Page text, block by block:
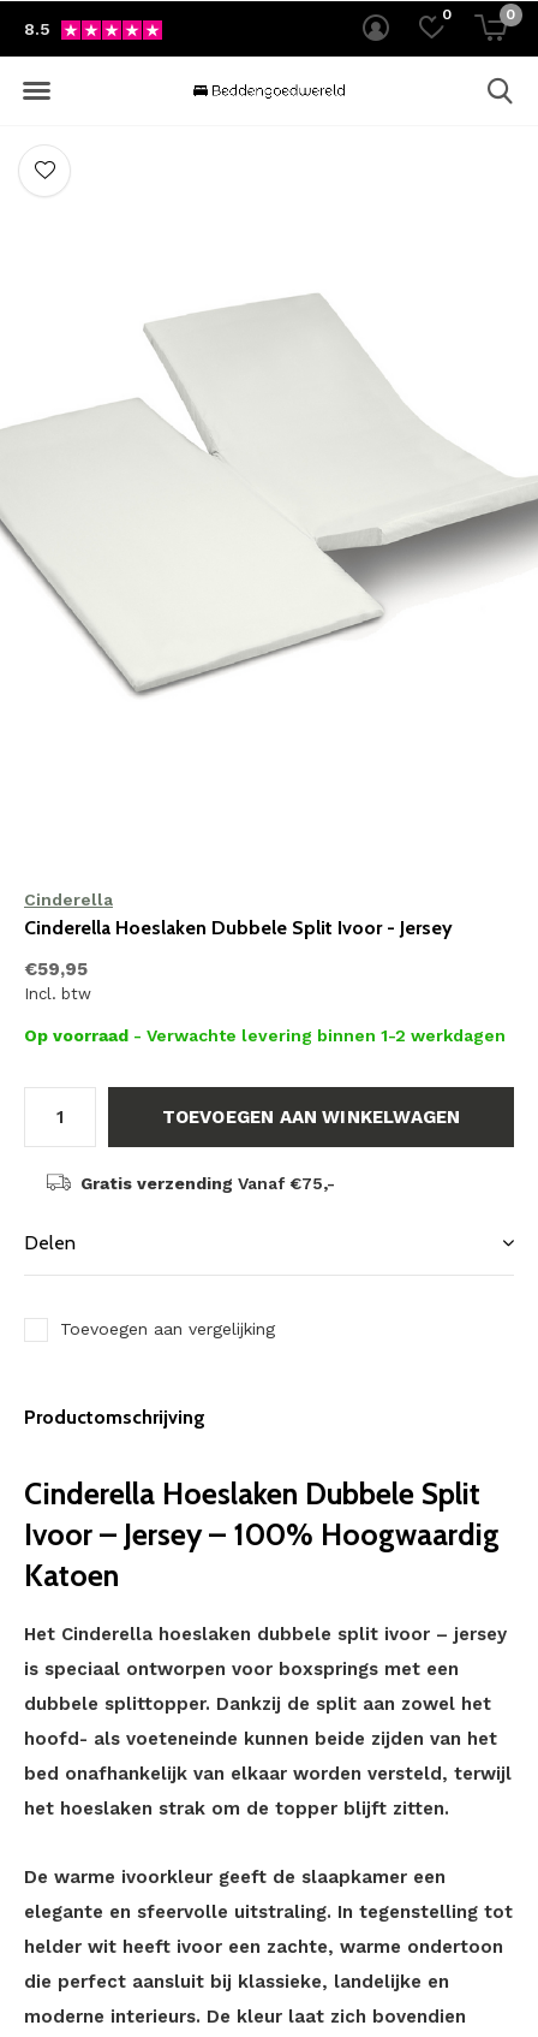
0 0
8.5
Cinderella
Cinderella Hoeslaken Dubbele Split Ivoor - Jersey
€59,95
Incl. btw
Op voorraad - Verwachte levering binnen 1-2 werkdagen
TOEVOEGEN AAN WINKELWAGEN
Gratis verzending Vanaf €75,-
Delen
Toevoegen aan vergelijking
Productomschrijving
Cinderella Hoeslaken Dubbele Split
Ivoor – Jersey – 100% Hoogwaardig
Katoen
Het Cinderella hoeslaken dubbele split ivoor – jersey
is speciaal ontworpen voor boxsprings met een
dubbele splittopper. Dankzij de split aan zowel het
hoofd- als voeteneinde kunnen beide zijden van het
bed onafhankelijk van elkaar worden versteld, terwijl
het hoeslaken strak om de topper blijft zitten.
De warme ivoorkleur geeft de slaapkamer een
elegante en sfeervolle uitstraling. In tegenstelling tot
helder wit heeft ivoor een zachte, warme ondertoon
die perfect aansluit bij klassieke, landelijke en
moderne interieurs. De kleur laat zich bovendien